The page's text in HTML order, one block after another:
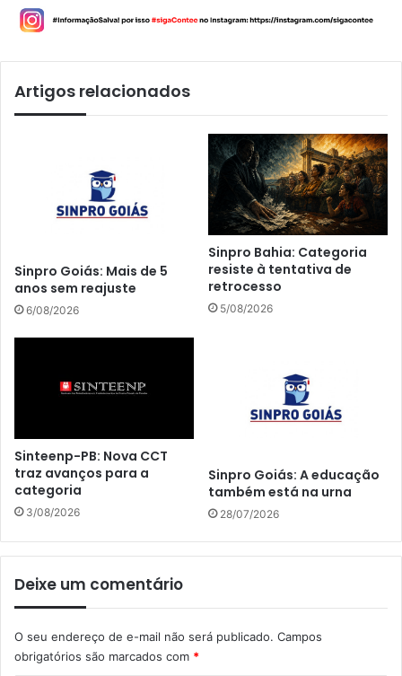
Artigos relacionados
Sinpro Goiás: Mais de 5
anos sem reajuste
6/08/2026
Sinpro Bahia: Categoria
resiste à tentativa de
retrocesso
5/08/2026
Sinteenp-PB: Nova CCT
traz avanços para a
categoria
3/08/2026
Sinpro Goiás: A educação
também está na urna
28/07/2026
Deixe um comentário
O seu endereço de e-mail não será publicado. Campos
obrigatórios são marcados com *